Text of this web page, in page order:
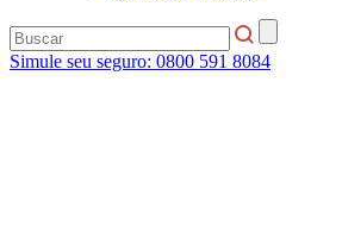
Simule seu seguro: 0800 591 8084